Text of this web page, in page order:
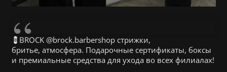
💈BROCK @brock.barbershop стрижки,
бритье, атмосфера. Подарочные сертификаты, боксы
и премиальные средства для ухода во всех филиалах!